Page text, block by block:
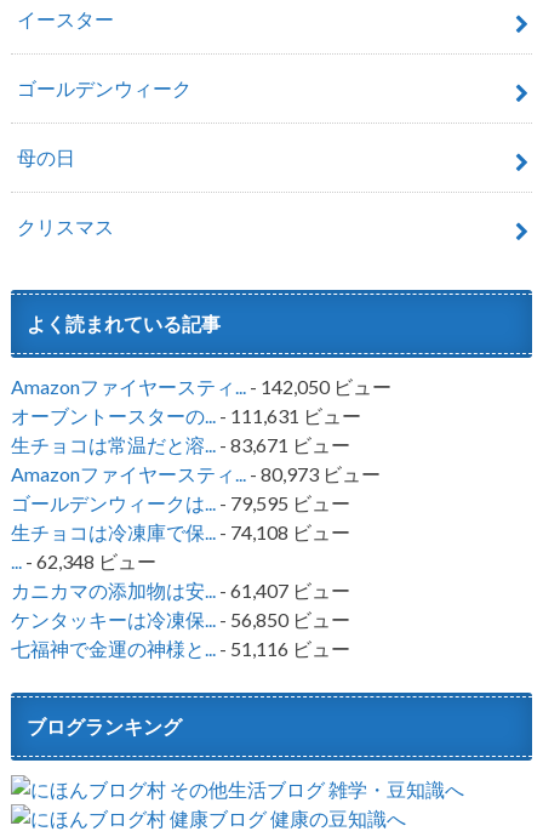
イースター
ゴールデンウィーク
母の日
クリスマス
よく読まれている記事
Amazonファイヤースティ...- 142,050 ビュー
オーブントースターの...- 111,631 ビュー
生チョコは常温だと溶...- 83,671 ビュー
Amazonファイヤースティ...- 80,973 ビュー
ゴールデンウィークは...- 79,595 ビュー
生チョコは冷凍庫で保...- 74,108 ビュー
...- 62,348 ビュー
カニカマの添加物は安...- 61,407 ビュー
ケンタッキーは冷凍保...- 56,850 ビュー
七福神で金運の神様と...- 51,116 ビュー
ブログランキング